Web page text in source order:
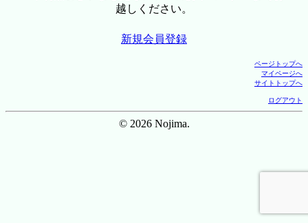
越しください。
新規会員登録
ページトップへ
マイページへ
サイトトップへ
ログアウト
© 2026 Nojima.